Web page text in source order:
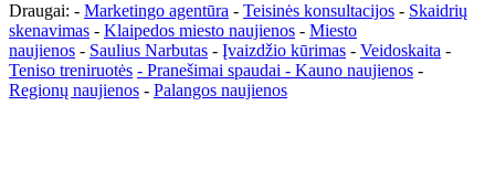
Draugai: - Marketingo agentūra - Teisinės konsultacijos - Skaidrių
skenavimas - Klaipedos miesto naujienos - Miesto
naujienos - Saulius Narbutas - Įvaizdžio kūrimas - Veidoskaita -
Teniso treniruotės - Pranešimai spaudai - Kauno naujienos -
Regionų naujienos - Palangos naujienos